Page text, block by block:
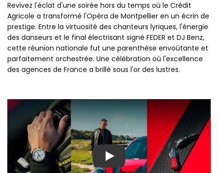
Revivez l'éclat d'une soirée hors du temps où le Crédit
Agricole a transformé l'Opéra de Montpellier en un écrin de
prestige. Entre la virtuosité des chanteurs lyriques, l'énergie
des danseurs et le final électrisant signé FEDER et DJ Benz,
cette réunion nationale fut une parenthèse envoûtante et
parfaitement orchestrée. Une célébration où l'excellence
des agences de France a brillé sous l'or des lustres.
Play